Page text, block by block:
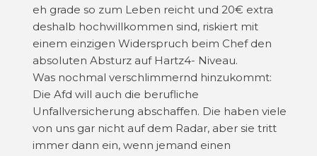
eh grade so zum Leben reicht und 20€ extra
deshalb hochwillkommen sind, riskiert mit
einem einzigen Widerspruch beim Chef den
absoluten Absturz auf Hartz4- Niveau.
Was nochmal verschlimmernd hinzukommt:
Die Afd will auch die berufliche
Unfallversicherung abschaffen. Die haben viele
von uns gar nicht auf dem Radar, aber sie tritt
immer dann ein, wenn jemand einen